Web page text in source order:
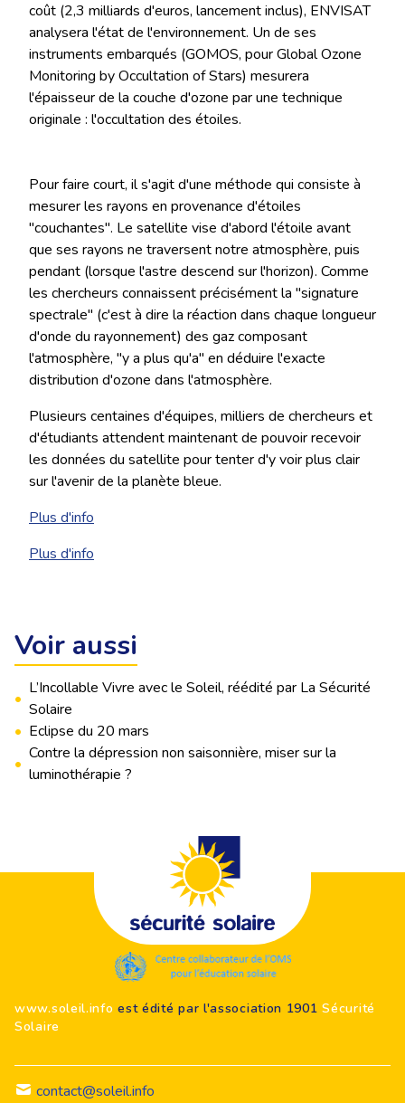
coût (2,3 milliards d'euros, lancement inclus), ENVISAT
analysera l'état de l'environnement. Un de ses
instruments embarqués (GOMOS, pour Global Ozone
Monitoring by Occultation of Stars) mesurera
l'épaisseur de la couche d'ozone par une technique
originale : l'occultation des étoiles.
Pour faire court, il s'agit d'une méthode qui consiste à
mesurer les rayons en provenance d'étoiles
"couchantes". Le satellite vise d'abord l'étoile avant
que ses rayons ne traversent notre atmosphère, puis
pendant (lorsque l'astre descend sur l'horizon). Comme
les chercheurs connaissent précisément la "signature
spectrale" (c'est à dire la réaction dans chaque longueur
d'onde du rayonnement) des gaz composant
l'atmosphère, "y a plus qu'a" en déduire l'exacte
distribution d'ozone dans l'atmosphère.
Plusieurs centaines d'équipes, milliers de chercheurs et
d'étudiants attendent maintenant de pouvoir recevoir
les données du satellite pour tenter d'y voir plus clair
sur l'avenir de la planète bleue.
Plus d'info
Plus d'info
Voir aussi
•
L’Incollable Vivre avec le Soleil, réédité par La Sécurité
Solaire
• Eclipse du 20 mars
•
Contre la dépression non saisonnière, miser sur la
luminothérapie ?
www.soleil.info est édité par l'association 1901Sécurité
Solaire
contact@soleil.info